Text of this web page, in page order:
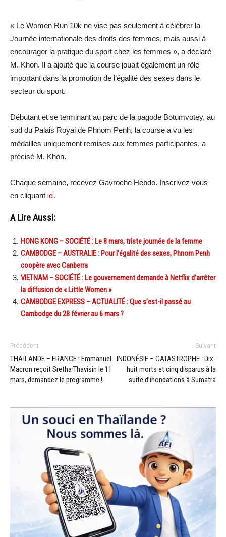
« Le Women Run 10k ne vise pas seulement à célébrer la
Journée internationale des droits des femmes, mais aussi à
encourager la pratique du sport chez les femmes », a déclaré
M. Khon. Il a ajouté que la course jouait également un rôle
important dans la promotion de l’égalité des sexes dans le
secteur du sport.
Débutant et se terminant au parc de la pagode Botumvotey, au
sud du Palais Royal de Phnom Penh, la course a vu les
médailles uniquement remises aux femmes participantes, a
précisé M. Khon.
Chaque semaine, recevez Gavroche Hebdo. Inscrivez vous
en cliquant ici.
A Lire Aussi:
HONG KONG – SOCIÉTÉ : Le 8 mars, triste journée de la femme
CAMBODGE – AUSTRALIE : Pour l’égalité des sexes, Phnom Penh
coopère avec Canberra
VIETNAM – SOCIÉTÉ : Le gouvernement demande à Netflix d’arrêter
la diffusion de « Little Women »
CAMBODGE EXPRESS – ACTUALITÉ : Que s’est-il passé au
Cambodge du 28 février au 6 mars ?
Précédent
THAÏLANDE – FRANCE : Emmanuel
Macron reçoit Sretha Thavisin le 11
mars, demandez le programme !
Suivant
INDONÉSIE – CATASTROPHE : Dix-
huit morts et cinq disparus à la
suite d’inondations à Sumatra